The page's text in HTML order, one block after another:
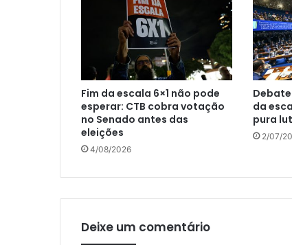
Fim da escala 6×1 não pode
esperar: CTB cobra votação
no Senado antes das
eleições
4/08/2026
da
pura
2/07/
Deixe um comentário